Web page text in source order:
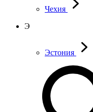
Чехия
Э
Эстония